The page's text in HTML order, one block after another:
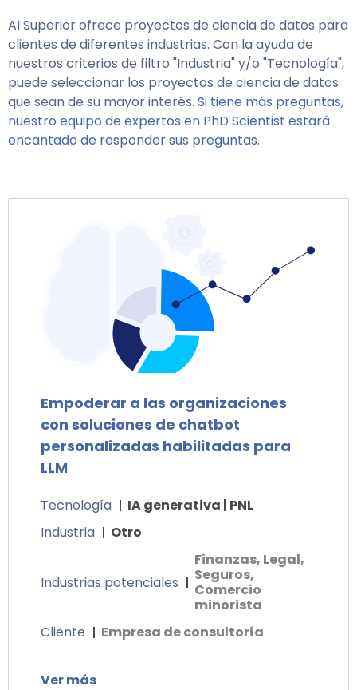
AI Superior ofrece proyectos de ciencia de datos para
clientes de diferentes industrias. Con la ayuda de
nuestros criterios de filtro "Industria" y/o "Tecnología",
puede seleccionar los proyectos de ciencia de datos
que sean de su mayor interés. Si tiene más preguntas,
nuestro equipo de expertos en PhD Scientist estará
encantado de responder sus preguntas.
Empoderar a las organizaciones
con soluciones de chatbot
personalizadas habilitadas para
LLM
Tecnología
IA generativa | PNL
Industria
Otro
Industrias potenciales
Finanzas, Legal,
Seguros,
Comercio
minorista
Cliente
Empresa de consultoría
Ver más